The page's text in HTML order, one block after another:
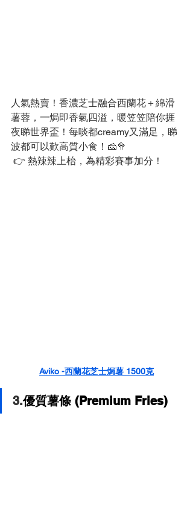
人氣熱賣！香濃芝士融合西蘭花＋綿滑
薯蓉，一焗即香氣四溢，暖笠笠陪你捱
夜睇世界盃！每啖都creamy又滿足，睇
波都可以歎高質小食！🧀🥦
👉 熱辣辣上枱，為精彩賽事加分！
Aviko -西蘭花芝士焗薯 1500克
3.優質薯條 (Premium Fries)